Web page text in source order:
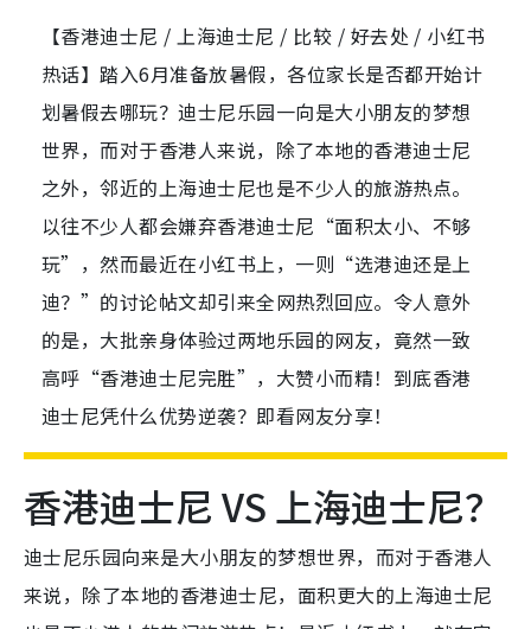
【香港迪士尼 / 上海迪士尼 / 比较 / 好去处 / 小红书
热话】踏入6月准备放暑假，各位家长是否都开始计
划暑假去哪玩？迪士尼乐园一向是大小朋友的梦想
世界，而对于香港人来说，除了本地的香港迪士尼
之外，邻近的上海迪士尼也是不少人的旅游热点。
以往不少人都会嫌弃香港迪士尼“面积太小、不够
玩”，然而最近在小红书上，一则“选港迪还是上
迪？”的讨论帖文却引来全网热烈回应。令人意外
的是，大批亲身体验过两地乐园的网友，竟然一致
高呼“香港迪士尼完胜”，大赞小而精！到底香港
迪士尼凭什么优势逆袭？即看网友分享！
香港迪士尼 VS 上海迪士尼？
迪士尼乐园向来是大小朋友的梦想世界，而对于香港人
来说，除了本地的香港迪士尼，面积更大的上海迪士尼